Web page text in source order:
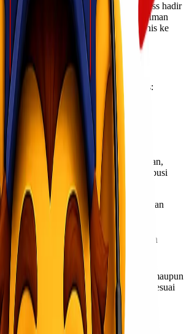
jasa pengiriman domestik, Lionel Express hadir
tersebut melalui layanan pengiriman
yang mendukung distribusi bisnis ke
di Indonesia
logistik yang cukup kompleks:
yang jauh
transportasi di tiap daerah
cepat untuk industri tertentu
akibat jadwal kapal atau flight
bergerak di bidang retail, pertambangan,
project cargo, keterlambatan distribusi
besar.
logistik yang memiliki jaringan dan
yang sangat penting.
Pengiriman ke Seluruh
pengiriman ke berbagai kota besar maupun
pilihan layanan yang fleksibel sesuai
meliputi: